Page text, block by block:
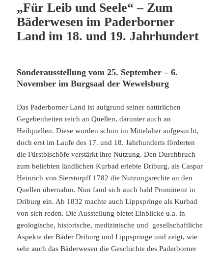
„Für Leib und Seele“ – Zum
Bäderwesen im Paderborner
Land im 18. und 19. Jahrhundert
Sonderausstellung vom 25. September – 6.
November im Burgsaal der Wewelsburg
Das Paderborner Land ist aufgrund seiner natürlichen
Gegebenheiten reich an Quellen, darunter auch an
Heilquellen. Diese wurden schon im Mittelalter aufgesucht,
doch erst im Laufe des 17. und 18. Jahrhunderts förderten
die Fürstbischöfe verstärkt ihre Nutzung. Den Durchbruch
zum beliebten ländlichen Kurbad erlebte Driburg, als Caspar
Heinrich von Sierstorpff 1782 die Nutzungsrechte an den
Quellen übernahm. Nun fand sich auch bald Prominenz in
Driburg ein. Ab 1832 machte auch Lippspringe als Kurbad
von sich reden. Die Ausstellung bietet Einblicke u.a. in
geologische, historische, medizinische und gesellschaftliche
Aspekte der Bäder Driburg und Lippspringe und zeigt, wie
sehr auch das Bäderwesen die Geschichte des Paderborner